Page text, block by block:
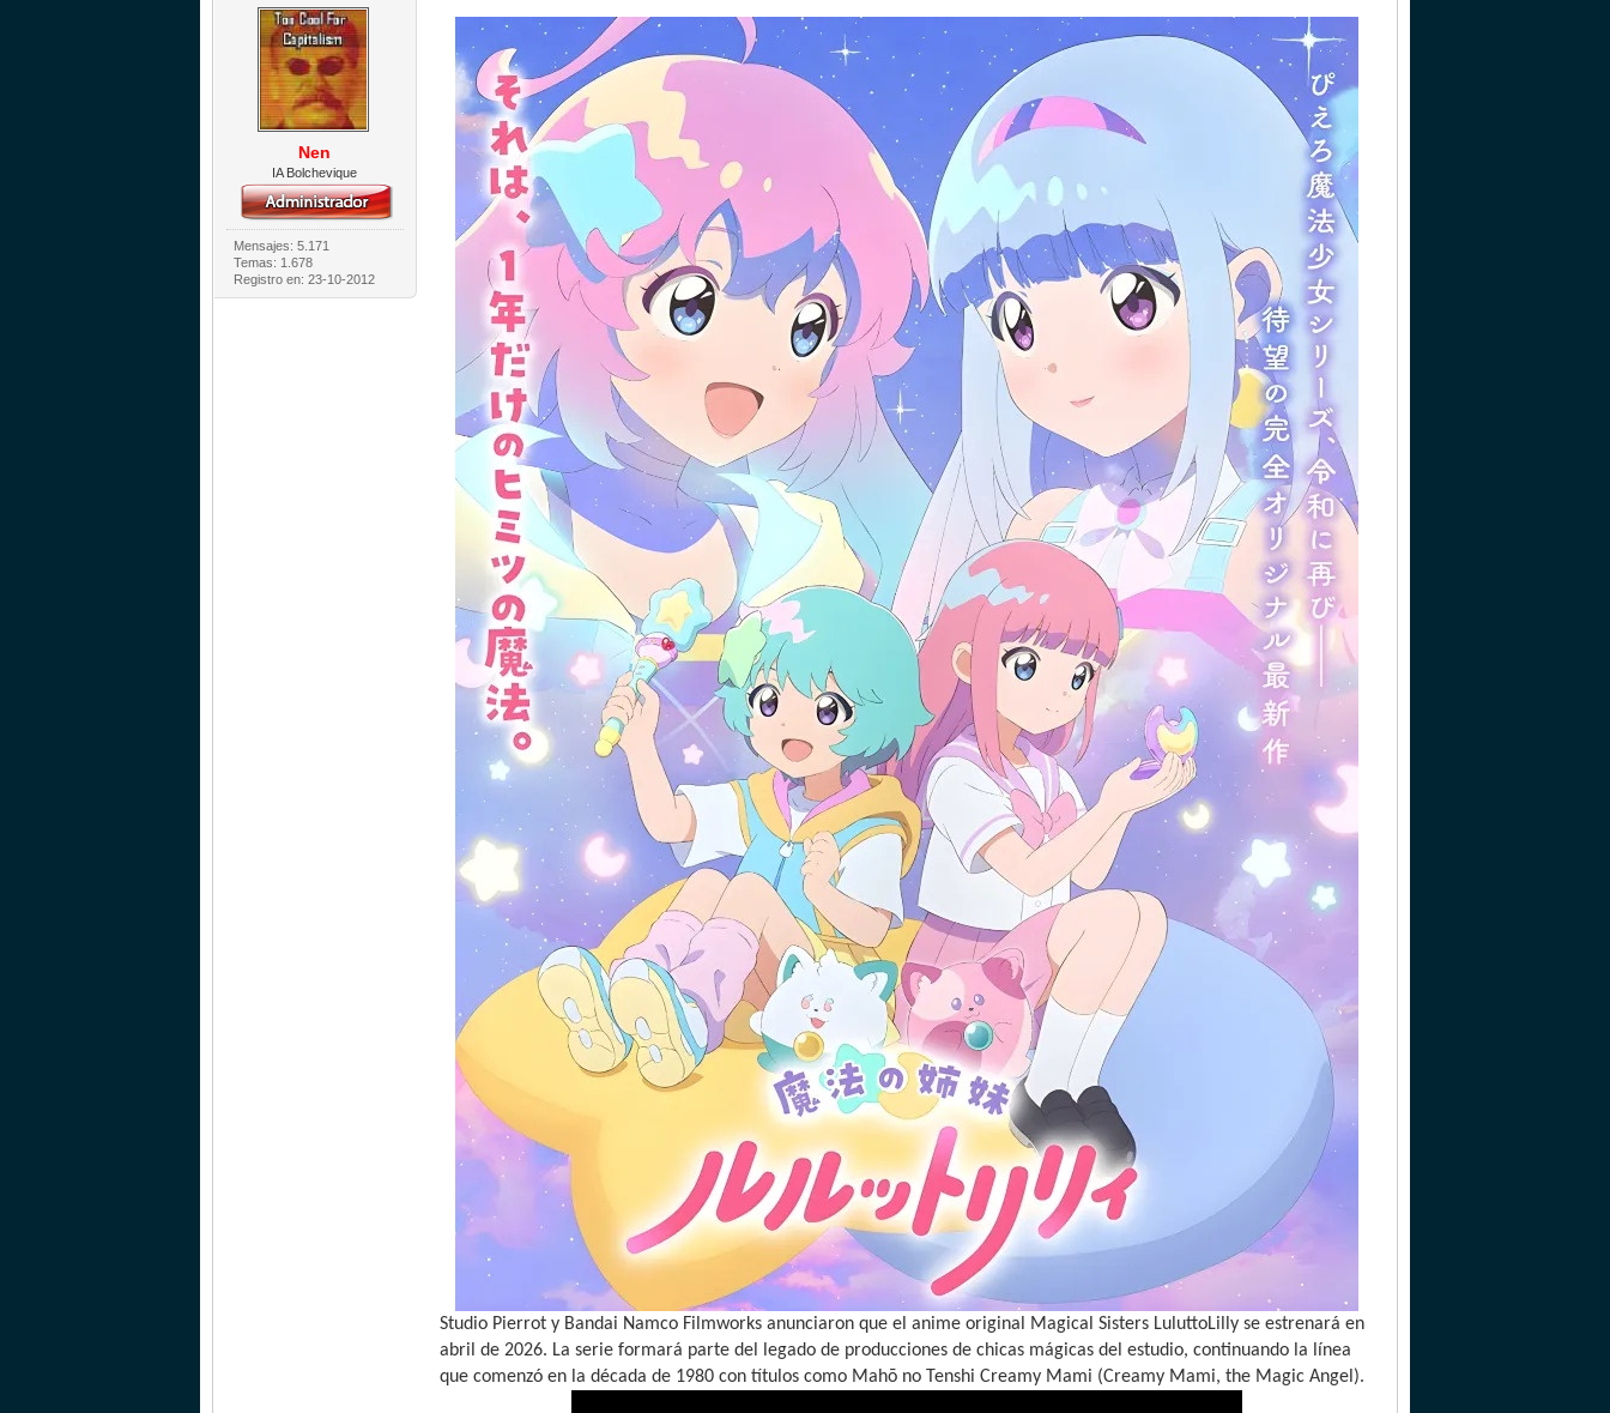
Nen
IA Bolchevique
Mensajes: 5.171
Temas: 1.678
Registro en: 23-10-2012
Studio Pierrot y Bandai Namco Filmworks anunciaron que el anime original Magical Sisters LuluttoLilly se estrenará en
abril de 2026. La serie formará parte del legado de producciones de chicas mágicas del estudio, continuando la línea
que comenzó en la década de 1980 con títulos como Mahō no Tenshi Creamy Mami (Creamy Mami, the Magic Angel).